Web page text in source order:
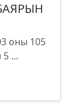
оны 105
...